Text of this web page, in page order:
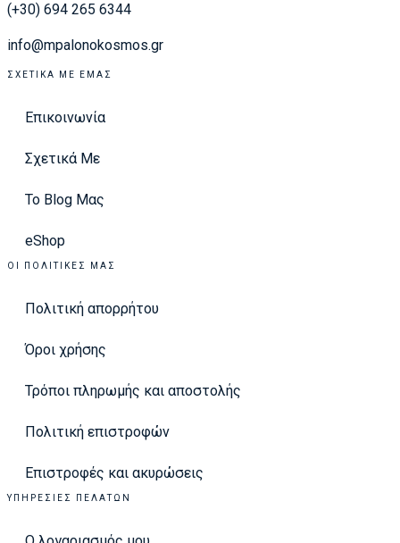
(+30) 694 265 6344
info@mpalonokosmos.gr
ΣΧΕΤΙΚΆ ΜΕ ΕΜΆΣ
Επικοινωνία
Σχετικά Με
Το Blog Μας
eShop
ΟΙ ΠΟΛΙΤΙΚΈΣ ΜΑΣ
Πολιτική απορρήτου
Όροι χρήσης
Τρόποι πληρωμής και αποστολής
Πολιτική επιστροφών
Επιστροφές και ακυρώσεις
ΥΠΗΡΕΣΊΕΣ ΠΕΛΑΤΏΝ